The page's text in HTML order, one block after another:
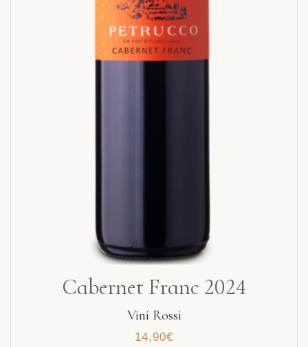
Cabernet Franc 2024
Vini Rossi
14,90€